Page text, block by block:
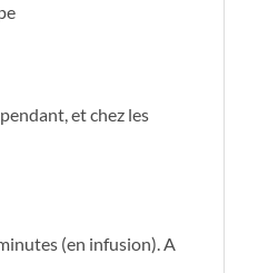
et chez les
(en infusion). A